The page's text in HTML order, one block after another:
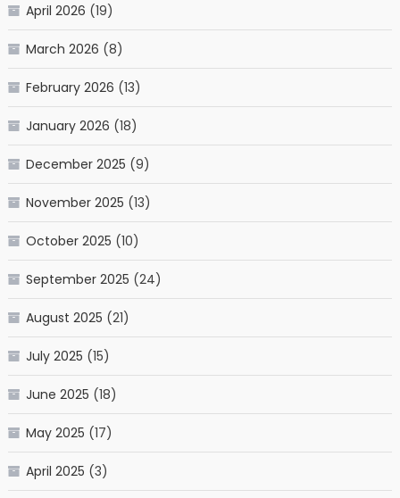
April 2026 (19)
March 2026 (8)
February 2026 (13)
January 2026 (18)
December 2025 (9)
November 2025 (13)
October 2025 (10)
September 2025 (24)
August 2025 (21)
July 2025 (15)
June 2025 (18)
May 2025 (17)
April 2025 (3)